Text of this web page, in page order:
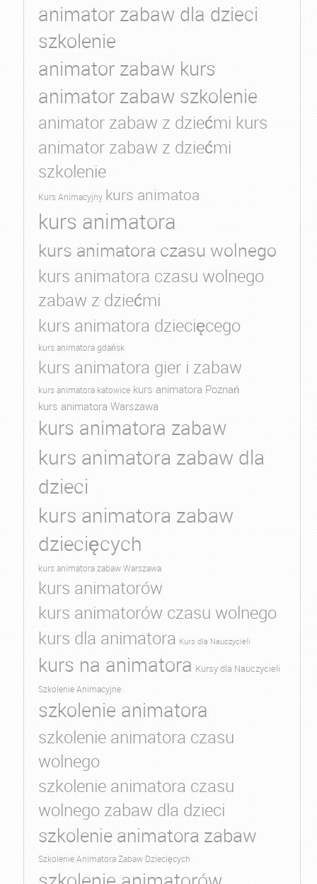
animator zabaw dla dzieci
szkolenie
animator zabaw kurs
animator zabaw szkolenie
animator zabaw z dziećmi kurs
animator zabaw z dziećmi
szkolenie
Kurs Animacyjny kurs animatoa
kurs animatora
kurs animatora czasu wolnego
kurs animatora czasu wolnego
zabaw z dziećmi
kurs animatora dziecięcego
kurs animatora gdańsk
kurs animatora gier i zabaw
kurs animatora katowice kurs animatora Poznań
kurs animatora Warszawa
kurs animatora zabaw
kurs animatora zabaw dla
dzieci
kurs animatora zabaw
dziecięcych
kurs animatora zabaw Warszawa
kurs animatorów
kurs animatorów czasu wolnego
kurs dla animatora Kurs dla Nauczycieli
kurs na animatora Kursy dla Nauczycieli
Szkolenie Animacyjne
szkolenie animatora
szkolenie animatora czasu
wolnego
szkolenie animatora czasu
wolnego zabaw dla dzieci
szkolenie animatora zabaw
Szkolenie Animatora Zabaw Dziecięcych